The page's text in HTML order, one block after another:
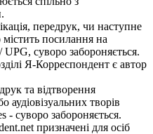
передрук, чи наступне
посилання на
суворо забороняється.
Я-Корреспондент є автор
та відтворення
аудіовізуальних творів
- суворо забороняється.
призначені для осіб